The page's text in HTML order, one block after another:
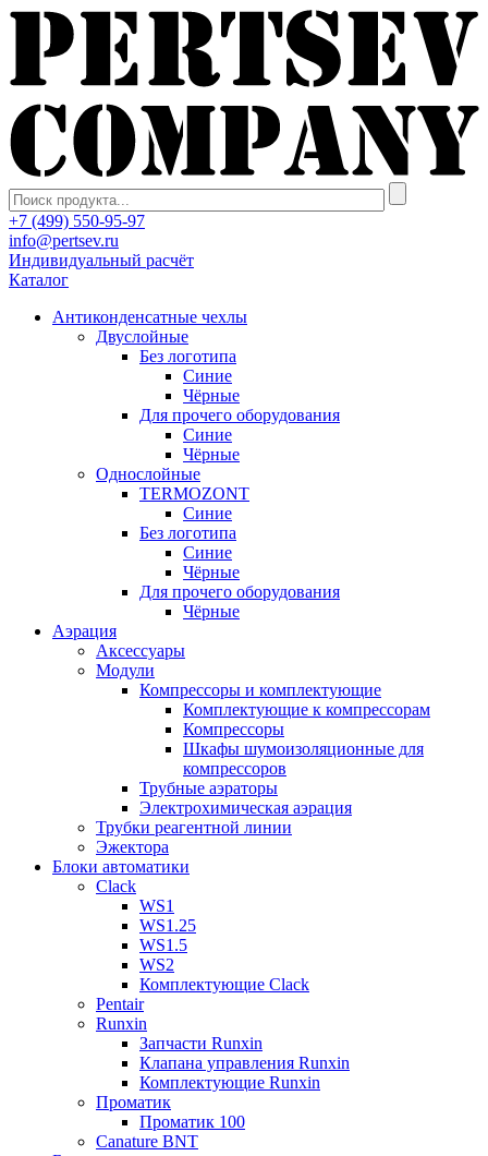
+7 (499) 550-95-97
info@pertsev.ru
Индивидуальный расчёт
Каталог
Антиконденсатные чехлы
Двуслойные
Без логотипа
Синие
Чёрные
Для прочего оборудования
Синие
Чёрные
Однослойные
TERMOZONT
Синие
Без логотипа
Синие
Чёрные
Для прочего оборудования
Чёрные
Аэрация
Аксессуары
Модули
Компрессоры и комплектующие
Комплектующие к компрессорам
Компрессоры
Шкафы шумоизоляционные для
компрессоров
Трубные аэраторы
Электрохимическая аэрация
Трубки реагентной линии
Эжектора
Блоки автоматики
Clack
WS1
WS1.25
WS1.5
WS2
Комплектующие Clack
Pentair
Runxin
Запчасти Runxin
Клапана управления Runxin
Комплектующие Runxin
Проматик
Проматик 100
Сanature BNT